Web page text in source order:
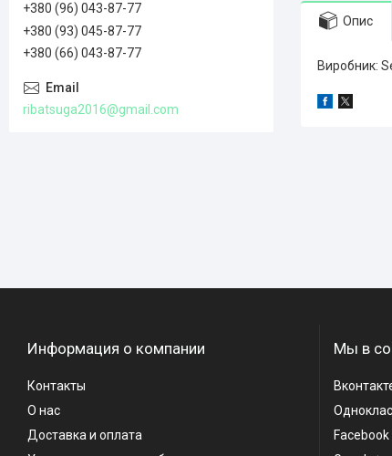
Опис
Виробник:
+380 (96) 043-87-77
+380 (93) 045-87-77
+380 (66) 043-87-77
ribatsuga2016@gmail.com
Информация о компании
Контакты
О нас
Доставка и оплата
Мы в
Facebook